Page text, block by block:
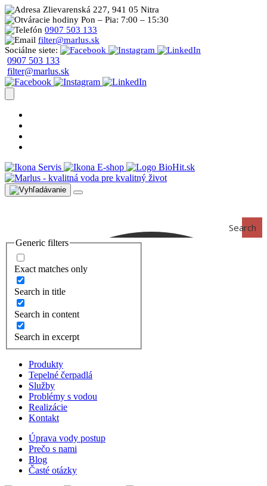
Zlievarenská 227, 941 05 Nitra
Pon – Pia: 7:00 – 15:30
0907 503 133
filter@marlus.sk
Sociálne siete:
0907 503 133
filter@marlus.sk
Servis E-shop
Search
Generic filters
Exact matches only
Search in title
Search in content
Search in excerpt
Produkty
Tepelné čerpadlá
Služby
Problémy s vodou
Realizácie
Kontakt
Úprava vody postup
Prečo s nami
Blog
Časté otázky